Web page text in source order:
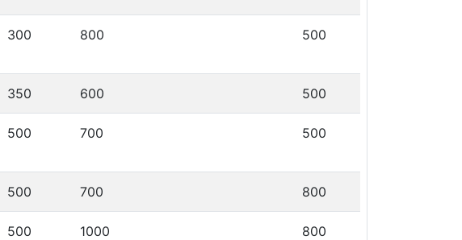
300 800 500
350 600 500
500 700 500
500 700 800
500 1000 800